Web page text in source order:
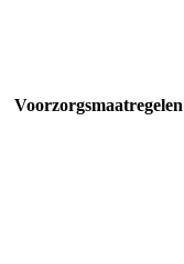
Voorzorgsmaatregelen